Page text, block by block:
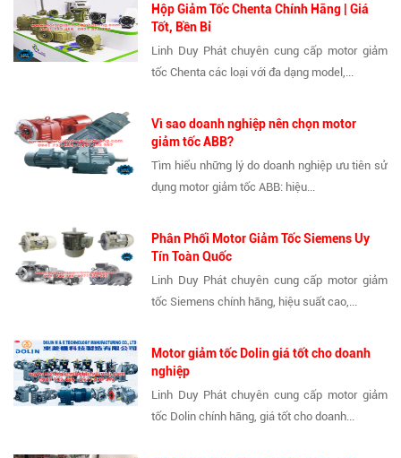
Hộp Giảm Tốc Chenta Chính Hãng | Giá
Tốt, Bền Bỉ
Linh Duy Phát chuyên cung cấp motor giảm
tốc Chenta các loại với đa dạng model,...
Vì sao doanh nghiệp nên chọn motor
giảm tốc ABB?
Tìm hiểu những lý do doanh nghiệp ưu tiên sử
dụng motor giảm tốc ABB: hiệu...
Phân Phối Motor Giảm Tốc Siemens Uy
Tín Toàn Quốc
Linh Duy Phát chuyên cung cấp motor giảm
tốc Siemens chính hãng, hiệu suất cao,...
Motor giảm tốc Dolin giá tốt cho doanh
nghiệp
Linh Duy Phát chuyên cung cấp motor giảm
tốc Dolin chính hãng, giá tốt cho doanh...